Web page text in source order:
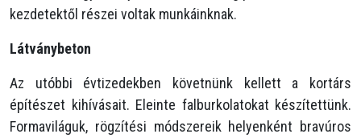
kezdetektől részei voltak munkáinknak.
Látványbeton
Az utóbbi évtizedekben követnünk kellett a kortárs
építészet kihívásait. Eleinte falburkolatokat készítettünk.
Formaviláguk, rögzítési módszereik helyenként bravúros